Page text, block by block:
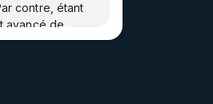
contre, étant
avancé de